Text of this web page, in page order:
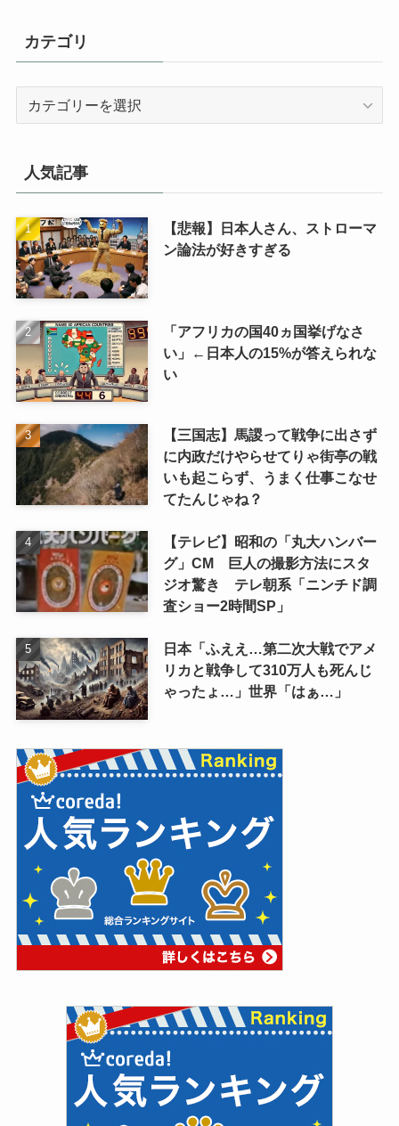
カテゴリ
人気記事
【悲報】日本人さん、ストローマ
ン論法が好きすぎる
「アフリカの国40ヵ国挙げなさ
い」←日本人の15%が答えられな
い
【三国志】馬謖って戦争に出さず
に内政だけやらせてりゃ街亭の戦
いも起こらず、うまく仕事こなせ
てたんじゃね？
【テレビ】昭和の「丸大ハンバー
グ」CM 巨人の撮影方法にスタ
ジオ驚き テレ朝系「ニンチド調
査ショー2時間SP」
日本「ふええ…第二次大戦でアメ
リカと戦争して310万人も死んじ
ゃったょ…」世界「はぁ…」